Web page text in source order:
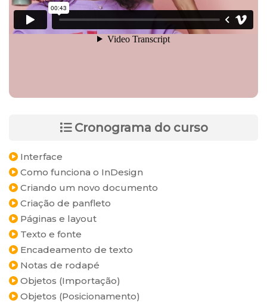
Cronograma do curso
Interface
Como funciona o InDesign
Criando um novo documento
Criação de panfleto
Páginas e layout
Texto e fonte
Encadeamento de texto
Notas de rodapé
Objetos (Importação)
Objetos (Posicionamento)